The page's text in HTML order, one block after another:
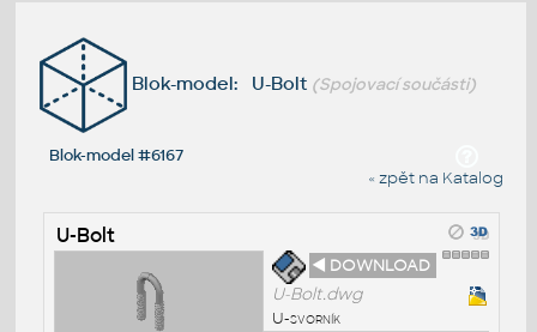
Blok-model: U-Bolt (Spojovací součásti)
Blok-model #6167
« zpět na Katalog
U-Bolt
◄ DOWNLOAD
U-Bolt.dwg
U-svorník